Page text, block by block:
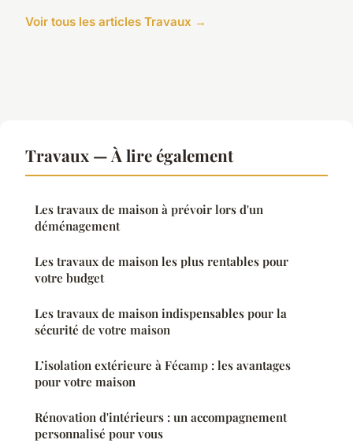
Voir tous les articles Travaux →
Travaux — À lire également
Les travaux de maison à prévoir lors d'un
déménagement
Les travaux de maison les plus rentables pour
votre budget
Les travaux de maison indispensables pour la
sécurité de votre maison
L’isolation extérieure à Fécamp : les avantages
pour votre maison
Rénovation d'intérieurs : un accompagnement
personnalisé pour vous